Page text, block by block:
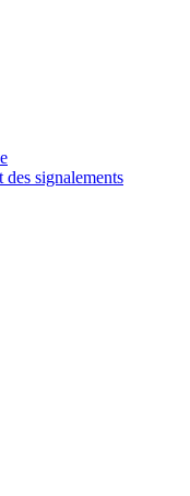
des signalements